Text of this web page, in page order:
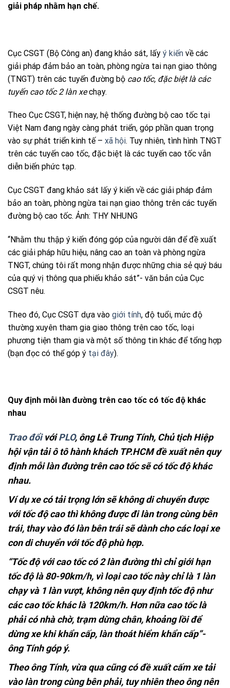
giải pháp nhằm hạn chế.
Cục CSGT (Bộ Công an) đang khảo sát, lấy ý kiến về các
giải pháp đảm bảo an toàn, phòng ngừa tai nạn giao thông
(TNGT) trên các tuyến đường bộ cao tốc, đặc biệt là các
tuyến cao tốc 2 làn xechạy.
Theo Cục CSGT, hiện nay, hệ thống đường bộ cao tốc tại
Việt Nam đang ngày càng phát triển, góp phần quan trọng
vào sự phát triển kinh tế – xã hội. Tuy nhiên, tình hình TNGT
trên các tuyến cao tốc, đặc biệt là các tuyến cao tốc vẫn
diễn biến phức tạp.
Cục CSGT đang khảo sát lấy ý kiến về các giải pháp đảm
bảo an toàn, phòng ngừa tai nạn giao thông trên các tuyến
đường bộ cao tốc. Ảnh: THY NHUNG
“Nhằm thu thập ý kiến đóng góp của người dân để đề xuất
các giải pháp hữu hiệu, nâng cao an toàn và phòng ngừa
TNGT, chúng tôi rất mong nhận được những chia sẻ quý báu
của quý vị thông qua phiếu khảo sát”- văn bản của Cục
CSGT nêu.
Theo đó, Cục CSGT dựa vào giới tính, độ tuổi, mức độ
thường xuyên tham gia giao thông trên cao tốc, loại
phương tiện tham gia và một số thông tin khác để tổng hợp
(bạn đọc có thể góp ý tại đây).
Quy định mỗi làn đường trên cao tốc có tốc độ khác
nhau
Trao đổivớiPLO, ông Lê Trung Tính, Chủ tịch Hiệp
hội vận tải ô tô hành khách TP.HCM đề xuất nên quy
định mỗi làn đường trên cao tốc sẽ có tốc độ khác
nhau.
Ví dụ xe có tải trọng lớn sẽ không di chuyển được
với tốc độ cao thì không được đi làn trong cùng bên
trái, thay vào đó làn bên trái sẽ dành cho các loại xe
con di chuyển với tốc độ phù hợp.
“Tốc độ với cao tốc có 2 làn đường thì chỉ giới hạn
tốc độ là 80-90km/h, vì loại cao tốc này chỉ là 1 làn
chạy và 1 làn vượt, không nên quy định tốc độ như
các cao tốc khác là 120km/h. Hơn nữa cao tốc là
phải có nhà chờ, trạm dừng chân, khoảng lồi để
dừng xe khi khẩn cấp, làn thoát hiểm khẩn cấp”-
ông Tính góp ý.
Theo ông Tính, vừa qua cũng có đề xuất cấm xe tải
vào làn trong cùng bên phải, tuy nhiên theo ông nên